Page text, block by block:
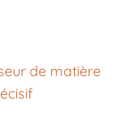
de matière